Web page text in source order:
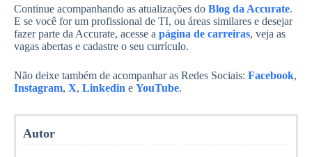
Continue acompanhando as atualizações do Blog da Accurate.
E se você for um profissional de TI, ou áreas similares e desejar
fazer parte da Accurate, acesse a página de carreiras, veja as
vagas abertas e cadastre o seu currículo.
Não deixe também de acompanhar as Redes Sociais: Facebook,
Instagram, X, Linkedin e YouTube.
Autor